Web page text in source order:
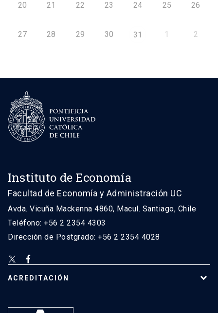
20 21 22 23 24 25 26
27 28 29 30 31 1 2
Instituto de Economía
Facultad de Economía y Administración UC
Avda. Vicuña Mackenna 4860, Macul. Santiago, Chile
Teléfono: +56 2 2354 4303
Dirección de Postgrado: +56 2 2354 4028
ACREDITACIÓN